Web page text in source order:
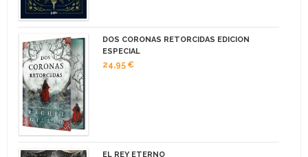
DOS CORONAS RETORCIDAS EDICION
ESPECIAL
24,95 €
EL REY ETERNO